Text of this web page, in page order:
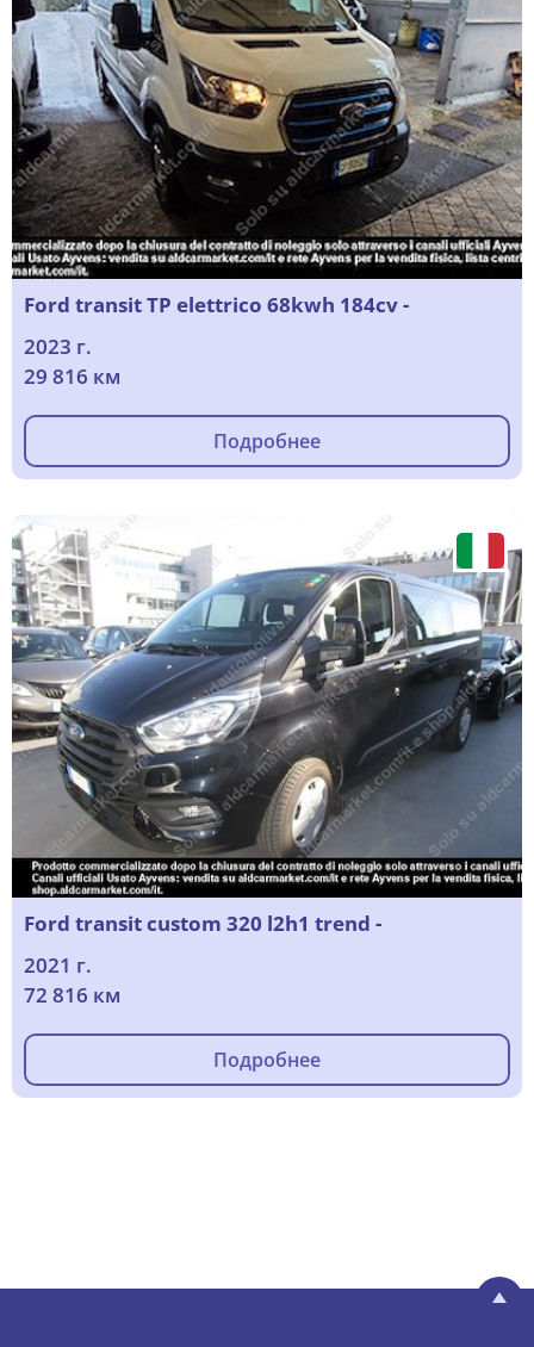
Ford transit TP elettrico 68kwh 184cv -
2023 г.
29 816 км
Подробнее
Ford transit custom 320 l2h1 trend -
2021 г.
72 816 км
Подробнее